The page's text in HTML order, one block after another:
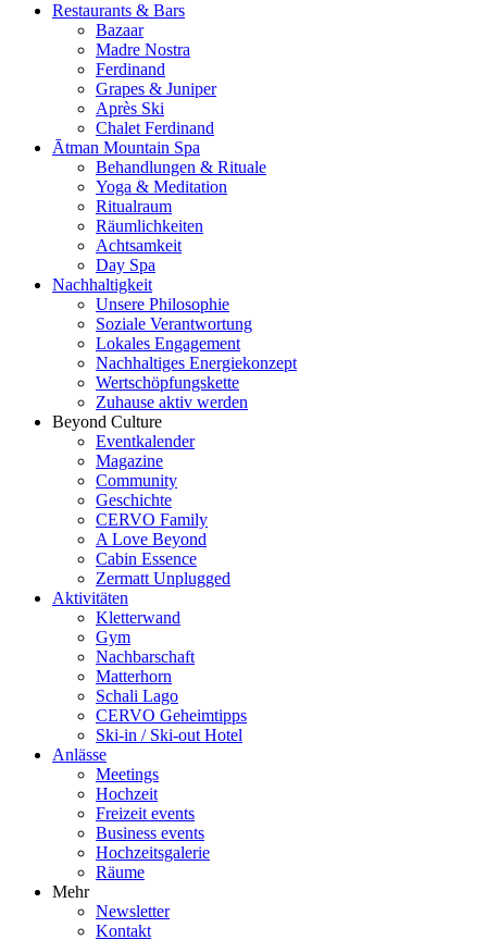
Restaurants & Bars
Bazaar
Madre Nostra
Ferdinand
Grapes & Juniper
Après Ski
Chalet Ferdinand
Ātman Mountain Spa
Behandlungen & Rituale
Yoga & Meditation
Ritualraum
Räumlichkeiten
Achtsamkeit
Day Spa
Nachhaltigkeit
Unsere Philosophie
Soziale Verantwortung
Lokales Engagement
Nachhaltiges Energiekonzept
Wertschöpfungskette
Zuhause aktiv werden
Beyond Culture
Eventkalender
Magazine
Community
Geschichte
CERVO Family
A Love Beyond
Cabin Essence
Zermatt Unplugged
Aktivitäten
Kletterwand
Gym
Nachbarschaft
Matterhorn
Schali Lago
CERVO Geheimtipps
Ski-in / Ski-out Hotel
Anlässe
Meetings
Hochzeit
Freizeit events
Business events
Hochzeitsgalerie
Räume
Mehr
Newsletter
Kontakt